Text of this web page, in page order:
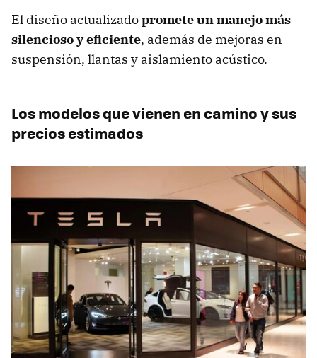
El diseño actualizadopromete un manejo más
silencioso y eficiente, además de mejoras en
suspensión, llantas y aislamiento acústico.
Los modelos que vienen en camino y sus
precios estimados